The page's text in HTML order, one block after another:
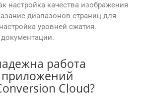
настройка качества изображения
диапазонов страниц для
уровней сжатия.
работа
Cloud?